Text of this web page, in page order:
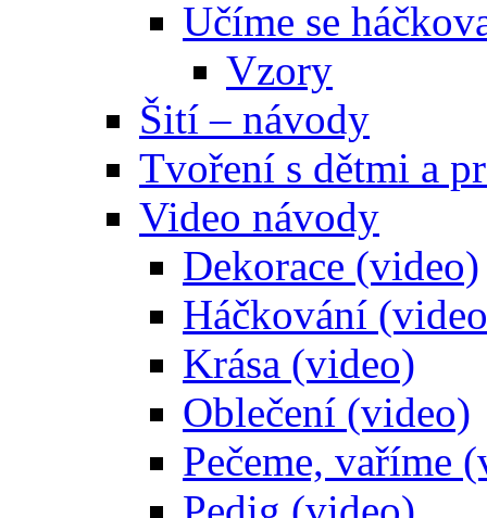
Učíme se
Vzory
Šití – návody
Tvoření s dětmi a
Video návody
Dekorace (video)
Háčkování
Krása (video)
Oblečení (video)
Pečeme, vaříme